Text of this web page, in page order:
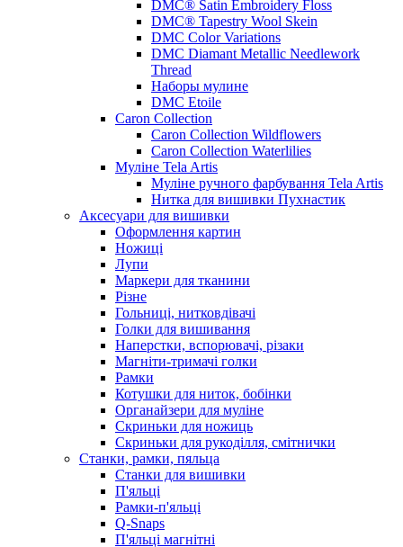
DMC® Satin Embroidery Floss
DMC® Tapestry Wool Skein
DMC Color Variations
DMC Diamant Metallic Needlework
Thread
Наборы мулине
DMC Etoile
Caron Collection
Caron Collection Wildflowers
Caron Collection Waterlilies
Муліне Tela Artis
Муліне ручного фарбування Tela Artis
Нитка для вишивки Пухнастик
Аксесуари для вишивки
Оформлення картин
Ножиці
Лупи
Маркери для тканини
Різне
Гольниці, нитковдівачі
Голки для вишивання
Наперстки, вспорювачі, різаки
Магніти-тримачі голки
Рамки
Котушки для ниток, бобінки
Органайзери для муліне
Скриньки для ножиць
Скриньки для рукоділля, смітнички
Станки, рамки, пяльца
Станки для вишивки
П'яльці
Рамки-п'яльці
Q-Snaps
П'яльці магнітні